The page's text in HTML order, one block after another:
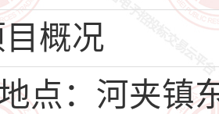
目概况
点：河夹镇